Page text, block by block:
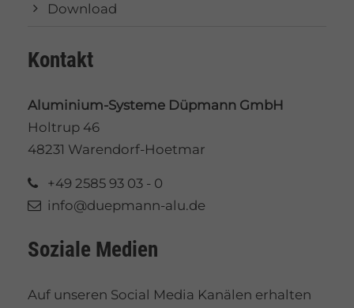
Download
Kontakt
Aluminium-Systeme Düpmann GmbH
Holtrup 46
48231 Warendorf-Hoetmar
+49 2585 93 03 - 0
info@duepmann-alu.de
Soziale Medien
Auf unseren Social Media Kanälen erhalten